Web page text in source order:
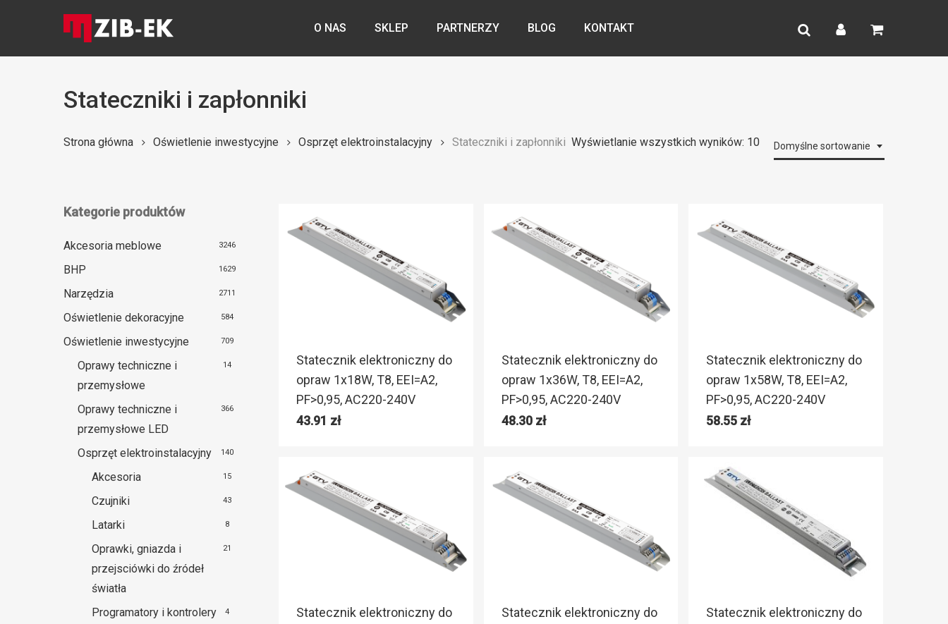
O NAS SKLEP PARTNERZY BLOG KONTAKT searchaccount
Stateczniki i zapłonniki
Domyślne sortowanie
Wyświetlanie wszystkich wyników: 10
Strona główna Oświetlenie inwestycyjne Osprzęt elektroinstalacyjny Stateczniki i zapłonniki
Kategorie produktów
Akcesoria meblowe 3246
BHP 1629
Narzędzia 2711
Oświetlenie dekoracyjne 584
Oświetlenie inwestycyjne 709
Oprawy techniczne i
przemysłowe
14
Oprawy techniczne i
przemysłowe LED
366
Osprzęt elektroinstalacyjny 140
Akcesoria 15
Czujniki 43
Latarki 8
Oprawki, gniazda i
przejsciówki do źródeł
światła
21
Programatory i kontrolery 4
Statecznik elektroniczny do
opraw 1x18W, T8, EEI=A2,
PF>0,95, AC220-240V
43.91 zł
Statecznik elektroniczny do
opraw 1x36W, T8, EEI=A2,
PF>0,95, AC220-240V
48.30 zł
Statecznik elektroniczny do
opraw 1x58W, T8, EEI=A2,
PF>0,95, AC220-240V
58.55 zł
Statecznik elektroniczny do
Statecznik elektroniczny do
Statecznik elektroniczny do